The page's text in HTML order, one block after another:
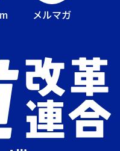
メルマガ